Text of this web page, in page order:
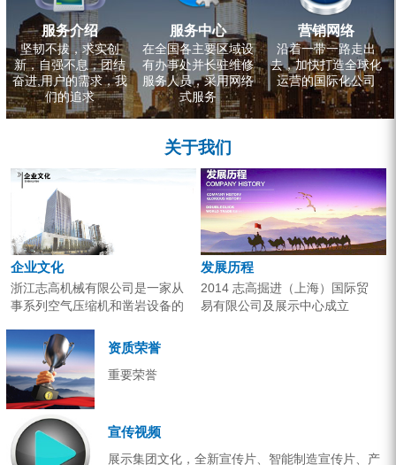
服务介绍
坚韧不拔，求实创
新，自强不息，团结
奋进,用户的需求，我
们的追求
服务中心
在全国各主要区域设
有办事处并长驻维修
服务人员，采用网络
式服务
营销网络
沿着一带一路走出
去，加快打造全球化
运营的国际化公司
关于我们
企业文化
浙江志高机械有限公司是一家从
事系列空气压缩机和凿岩设备的
的专业机构。产品广泛应用于工
业气源、各类矿山开采和工程项
目建设。企业以技术开发为核
心，...
发展历程
2014 志高掘进（上海）国际贸
易有限公司及展示中心成立
资质荣誉
重要荣誉
宣传视频
展示集团文化，全新宣传片、智能制造宣传片、产